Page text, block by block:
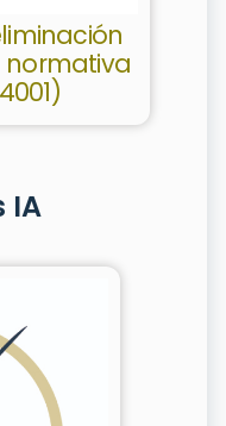
normativa
IA